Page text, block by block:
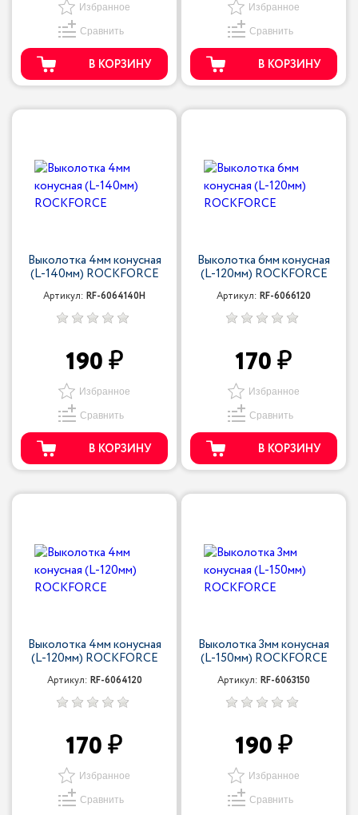
Избранное
Сравнить
В КОРЗИНУ
Избранное
Сравнить
В КОРЗИНУ
Выколотка 4мм конусная
(L-140мм) ROCKFORCE
Артикул: RF-6064140H
190
Избранное
Сравнить
В КОРЗИНУ
Выколотка 6мм конусная
(L-120мм) ROCKFORCE
Артикул: RF-6066120
170
Избранное
Сравнить
В КОРЗИНУ
Выколотка 4мм конусная
(L-120мм) ROCKFORCE
Артикул: RF-6064120
170
Избранное
Сравнить
Выколотка 3мм конусная
(L-150мм) ROCKFORCE
Артикул: RF-6063150
190
Избранное
Сравнить